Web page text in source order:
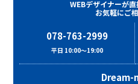
WEBデザイナーが直
お気軽にご
078-763-2999
平日 10:00～19:00
Dream-